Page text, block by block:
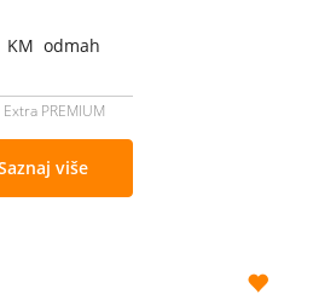
KM odmah
PREMIUM
više